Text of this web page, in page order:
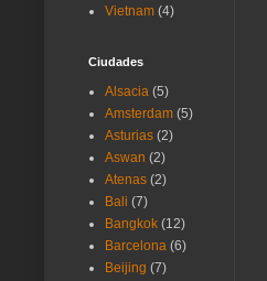
Vietnam (4)
Ciudades
Alsacia (5)
Amsterdam (5)
Asturias (2)
Aswan (2)
Atenas (2)
Bali (7)
Bangkok (12)
Barcelona (6)
Beijing (7)